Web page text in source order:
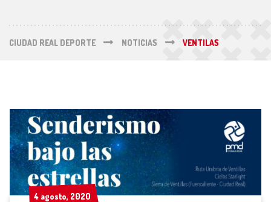
CIUDAD REAL DEPORTE NOTICIAS VENTILAS
4 agosto, 2020
4 agosto, 2020